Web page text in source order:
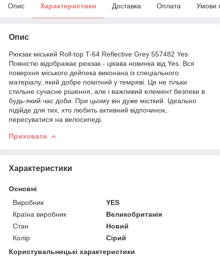
Опис Характеристики Доставка Оплата Умови
Опис
Рюкзак міський Roll-top T-64 Reflective Grey 557482 Yes
Повністю відображає рюкзак - цікава новинка від Yes. Вся
поверхня міського дейпека виконана із спеціального
матеріалу, який добре помітний у темряві. Це не тільки
стильне сучасне рішення, але і важливий елемент безпеки в
будь-який час доби. При цьому він дуже місткий. Ідеально
підійде для тих, хто любить активний відпочинок,
пересуватися на велосипеді.
Приховати
Характеристики
Основні
Виробник
YES
Країна виробник
Великобританія
Стан
Новий
Колір
Сірий
Користувальницькі характеристики